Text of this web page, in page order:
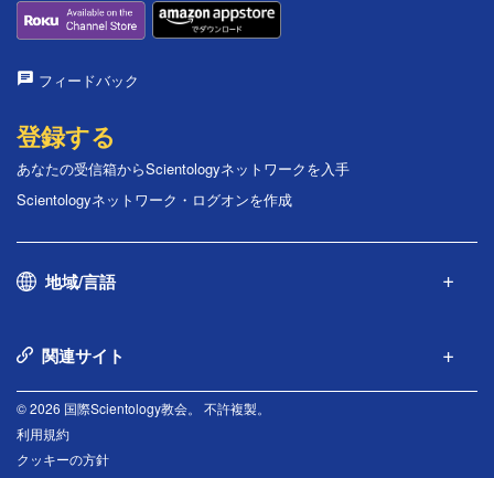
フィードバック
登録する
あなたの受信箱からScientologyネットワークを入手
Scientologyネットワーク・ログオンを作成
地域/言語
関連サイト
© 2026 国際Scientology教会。 不許複製。
利用規約
クッキーの方針